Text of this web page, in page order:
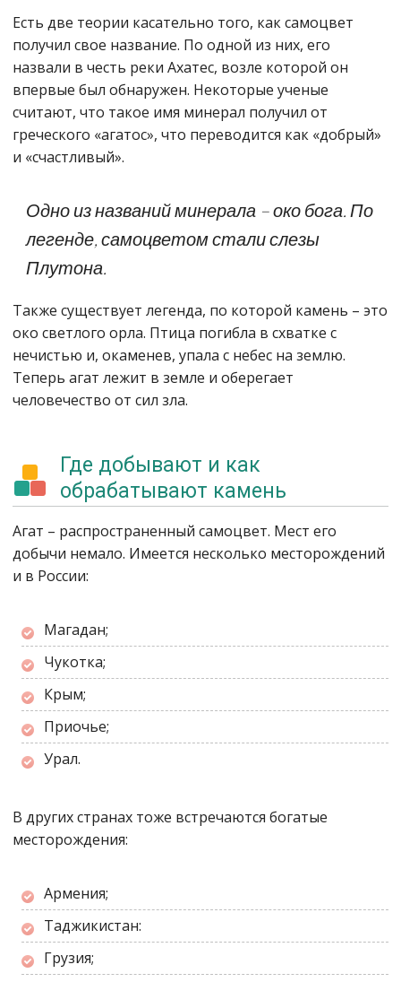
Есть две теории касательно того, как самоцвет
получил свое название. По одной из них, его
назвали в честь реки Ахатес, возле которой он
впервые был обнаружен. Некоторые ученые
считают, что такое имя минерал получил от
греческого «агатос», что переводится как «добрый»
и «счастливый».
Одно из названий минерала – око бога. По
легенде, самоцветом стали слезы
Плутона.
Также существует легенда, по которой камень – это
око светлого орла. Птица погибла в схватке с
нечистью и, окаменев, упала с небес на землю.
Теперь агат лежит в земле и оберегает
человечество от сил зла.
Где добывают и как
обрабатывают камень
Агат – распространенный самоцвет. Мест его
добычи немало. Имеется несколько месторождений
и в России:
Магадан;
Чукотка;
Крым;
Приочье;
Урал.
В других странах тоже встречаются богатые
месторождения:
Армения;
Таджикистан:
Грузия;